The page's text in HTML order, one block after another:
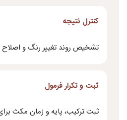
کنترل نتیجه
تشخیص روند تغییر رنگ و اصلاح
ثبت و تکرار فرمول
ثبت ترکیب، پایه و زمان مکث